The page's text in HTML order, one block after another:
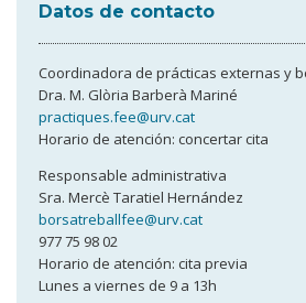
Datos de contacto
Coordinadora de prácticas externas y
Dra. M. Glòria Barberà Mariné
practiques.fee@urv.cat
Horario de atención: concertar cita
Responsable administrativa
Sra. Mercè Taratiel Hernández
borsatreballfee@urv.cat
977 75 98 02
Horario de atención: cita previa
Lunes a viernes de 9 a 13h